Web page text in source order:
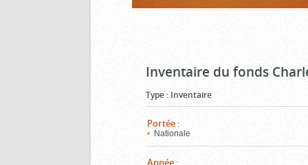
Inventaire du fonds
Type : Inventaire
Portée :
Nationale